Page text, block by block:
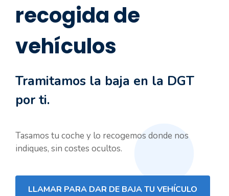
recogida de
vehículos
Tramitamos la baja en la DGT
por ti.
Tasamos tu coche y lo recogemos donde nos
indiques, sin costes ocultos.
LLAMAR PARA DAR DE BAJA TU VEHÍCULO